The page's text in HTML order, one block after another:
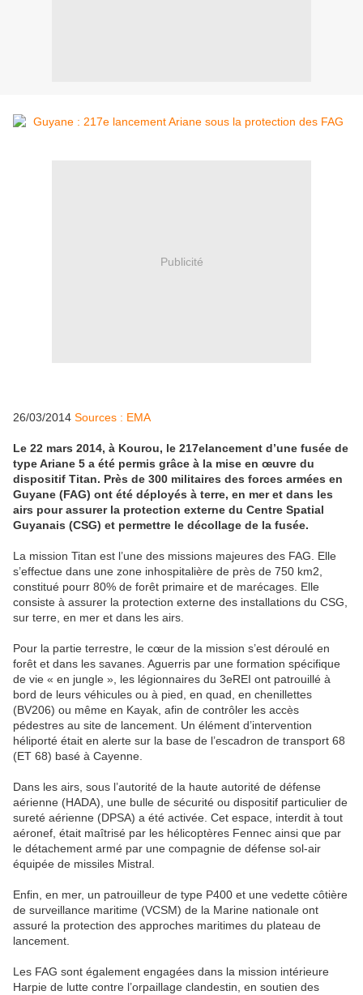
Publicité
26/03/2014 Sources : EMA
Le 22 mars 2014, à Kourou, le 217elancement d’une fusée de
type Ariane 5 a été permis grâce à la mise en œuvre du
dispositif Titan. Près de 300 militaires des forces armées en
Guyane (FAG) ont été déployés à terre, en mer et dans les
airs pour assurer la protection externe du Centre Spatial
Guyanais (CSG) et permettre le décollage de la fusée.
La mission Titan est l’une des missions majeures des FAG. Elle
s’effectue dans une zone inhospitalière de près de 750 km2,
constitué pourr 80% de forêt primaire et de marécages. Elle
consiste à assurer la protection externe des installations du CSG,
sur terre, en mer et dans les airs.
Pour la partie terrestre, le cœur de la mission s’est déroulé en
forêt et dans les savanes. Aguerris par une formation spécifique
de vie « en jungle », les légionnaires du 3eREI ont patrouillé à
bord de leurs véhicules ou à pied, en quad, en chenillettes
(BV206) ou même en Kayak, afin de contrôler les accès
pédestres au site de lancement. Un élément d’intervention
héliporté était en alerte sur la base de l’escadron de transport 68
(ET 68) basé à Cayenne.
Dans les airs, sous l’autorité de la haute autorité de défense
aérienne (HADA), une bulle de sécurité ou dispositif particulier de
sureté aérienne (DPSA) a été activée. Cet espace, interdit à tout
aéronef, était maîtrisé par les hélicoptères Fennec ainsi que par
le détachement armé par une compagnie de défense sol-air
équipée de missiles Mistral.
Enfin, en mer, un patrouilleur de type P400 et une vedette côtière
de surveillance maritime (VCSM) de la Marine nationale ont
assuré la protection des approches maritimes du plateau de
lancement.
Les FAG sont également engagées dans la mission intérieure
Harpie de lutte contre l’orpaillage clandestin, en soutien des